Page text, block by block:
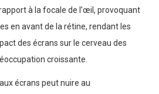
à la focale de l’œil, provoquant
en avant de la rétine, rendant les
des écrans sur le cerveau des
croissante.
écrans peut nuire au